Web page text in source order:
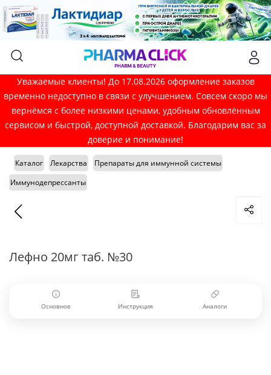
Уважаемые клиенты! До 17.08.2026 оформление заказов
временно недоступно в связи с улучшением. Совсем скоро мы
вернёмся с более низкими ценами, удобным обновлённым
сервисом и быстрой, доступной доставкой. Благодарим вас за
доверие и понимание!
Каталог Лекарства
Препараты для иммунной системы
Иммунодепрессанты
Лефно 20мг таб. №30
Основное Инструкция Аналоги